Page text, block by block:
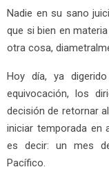
Nadie en su sano
que si bien en
otra cosa,
Hoy día, ya
equivocación, los
decisión de retornar
iniciar temporada en
es decir: un mes
Pacífico.